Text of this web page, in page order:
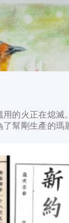
用的火正在熄滅
了幫剛生產的瑪
在耶穌耳邊哼歌
，耶穌的血染在
色❣️❣️❣️